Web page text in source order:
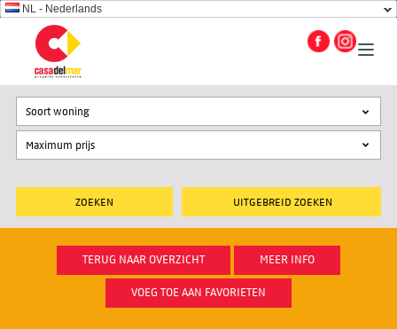
NL - Nederlands
UITGEBREID ZOEKEN
Soort woning
TERUG NAAR OVERZICHT MEER INFO
VOEG TOE AAN FAVORIETEN